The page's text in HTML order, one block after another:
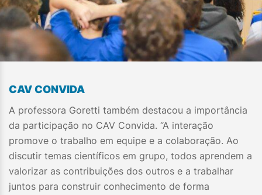
CAV CONVIDA
A professora Goretti também destacou a importância
da participação no CAV Convida. “A interação
promove o trabalho em equipe e a colaboração. Ao
discutir temas científicos em grupo, todos aprendem a
valorizar as contribuições dos outros e a trabalhar
juntos para construir conhecimento de forma